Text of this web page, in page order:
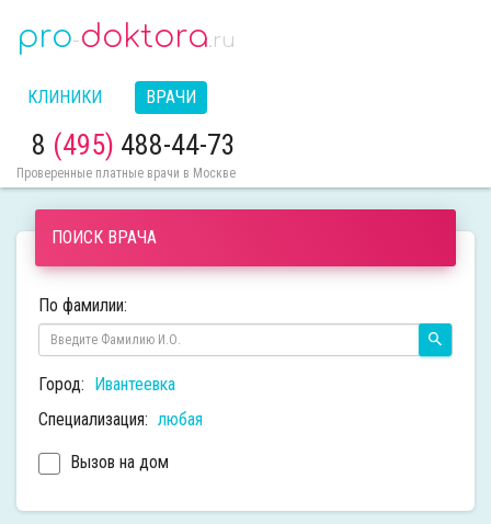
pro-doktora.ru
КЛИНИКИ ВРАЧИ
8 (495) 488-44-73
Проверенные платные врачи в Москве
ПОИСК ВРАЧА
По фамилии:
Город: Ивантеевка
Специализация: любая
Вызов на дом